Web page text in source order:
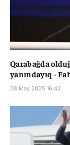
Qarabağda
yanındayıq -
28 May 2025 16:42